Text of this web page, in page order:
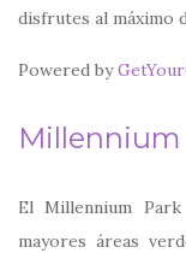
disfrutes al máximo
Powered by
Millennium
El Millennium
mayores áreas